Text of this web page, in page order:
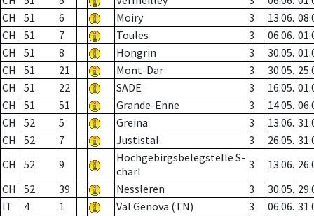
CH
51 6 Moiry 3 13.06.
CH
51 7 Toules 3 06.06.
CH
51 8 Hongrin 3 30.05.
CH
51 21 Mont-Dar 3 30.05.
CH
51 22 SADE 3 16.05.
CH
51 51 Grande-Enne 3 14.05.
CH
52 5 Greina 3 13.06.
CH
52 7 Justistal 3 26.05.
CH
52 9
Hochgebirgsbelegstelle S-
charl
3 13.06.
CH
52 39 Nessleren 3 30.05.
IT
4 1 Val Genova (TN) 3 06.06.